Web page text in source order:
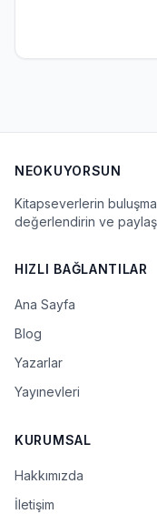
NEOKUYORSUN
Kitapseverlerin buluşma
değerlendirin ve
HIZLI BAĞLANTILAR
Ana Sayfa
Blog
Yazarlar
Yayınevleri
KURUMSAL
Hakkımızda
İletişim